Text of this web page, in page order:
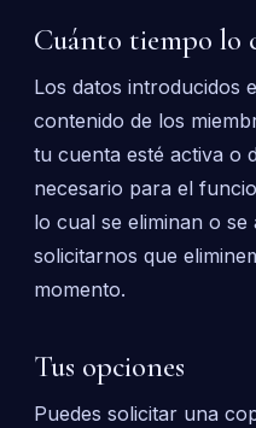
Cuánto tiempo lo
Los datos introducidos
contenido de los
tu cuenta esté activa o
necesario para el
lo cual se eliminan o se
solicitarnos que
momento.
Tus opciones
Puedes solicitar una